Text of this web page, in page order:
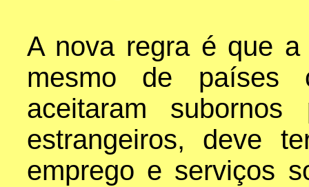
A nova regra é que
mesmo de países
aceitaram
estrangeiros, deve
emprego e serviços